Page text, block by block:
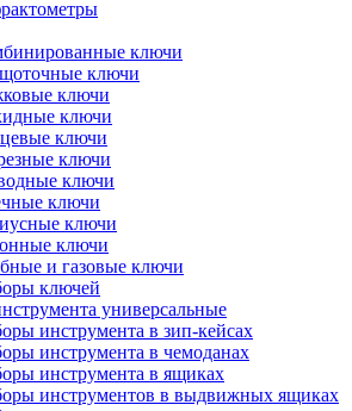
ключи
ключи
ключи
ключи
ключи
ключи
ключи
ключи
ключи
ключи
и газовые ключи
ключей
универсальные
инструмента в зип-кейсах
инструмента в чемоданах
инструмента в ящиках
инструментов в выдвижных ящиках